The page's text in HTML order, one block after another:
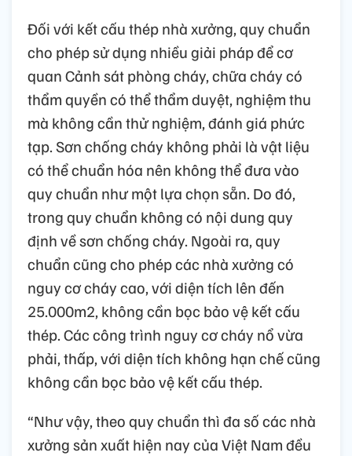
Đối với kết cấu thép nhà xưởng, quy chuẩn
cho phép sử dụng nhiều giải pháp để cơ
quan Cảnh sát phòng cháy, chữa cháy có
thẩm quyền có thể thẩm duyệt, nghiệm thu
mà không cần thử nghiệm, đánh giá phức
tạp. Sơn chống cháy không phải là vật liệu
có thể chuẩn hóa nên không thể đưa vào
quy chuẩn như một lựa chọn sẵn. Do đó,
trong quy chuẩn không có nội dung quy
định về sơn chống cháy. Ngoài ra, quy
chuẩn cũng cho phép các nhà xưởng có
nguy cơ cháy cao, với diện tích lên đến
25.000m2, không cần bọc bảo vệ kết cấu
thép. Các công trình nguy cơ cháy nổ vừa
phải, thấp, với diện tích không hạn chế cũng
không cần bọc bảo vệ kết cấu thép.
“Như vậy, theo quy chuẩn thì đa số các nhà
xưởng sản xuất hiện nay của Việt Nam đều